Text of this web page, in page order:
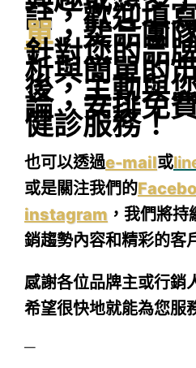
話，歡迎填
單，斐品團
針對您的品
析與簡單的
後，主動與
論，安排免
健診服務！
也可以透過e-mail或
或是關注我們的
instagram ，我們將
銷趨勢內容和精彩的客
感謝各位品牌主或行銷
希望很快地就能為您服
—